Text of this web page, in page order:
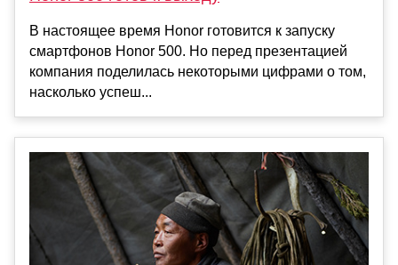
В настоящее время Honor готовится к запуску
смартфонов Honor 500. Но перед презентацией
компания поделилась некоторыми цифрами о том,
насколько успеш...